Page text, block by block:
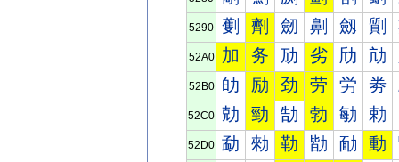
5290 劐 劑 劒 劓 劔 劕
52A0 加 务 劢 劣 劤 劥
52B0 劰 励 劲 劳 労 劵
52C0 勀 勁 勂 勃 勄 勅
52D0 勐 勑 勒 勓 勔 動